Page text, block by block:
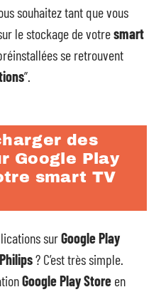
souhaitez tant que vous
le stockage de votresmart
se retrouvent
”.
des
Google Play
smart TV
surGoogle Play
? C’est très simple.
Google Play Store en